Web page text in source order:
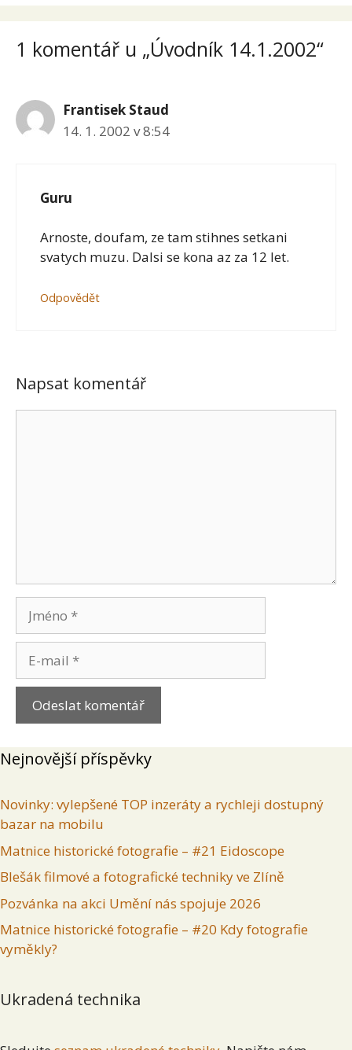
1 komentář u „Úvodník 14.1.2002“
Frantisek Staud
14. 1. 2002 v 8:54
Guru
Arnoste, doufam, ze tam stihnes setkani
svatych muzu. Dalsi se kona az za 12 let.
Odpovědět
Napsat komentář
mail
Nejnovější příspěvky
Novinky: vylepšené TOP inzeráty a rychleji dostupný
bazar na mobilu
Matnice historické fotografie – #21 Eidoscope
Blešák filmové a fotografické techniky ve Zlíně
Pozvánka na akci Umění nás spojuje 2026
Matnice historické fotografie – #20 Kdy fotografie
vyměkly?
Ukradená technika